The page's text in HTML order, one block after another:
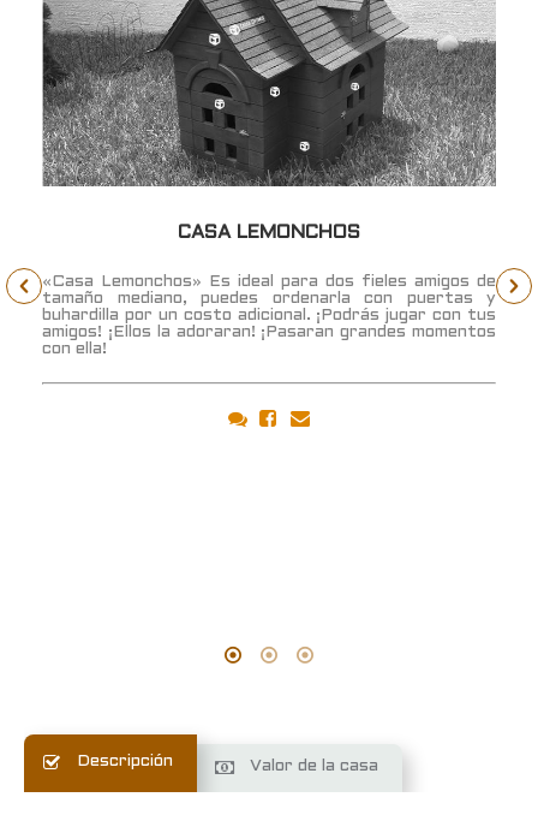
CASA LEMONCHOS
«Casa Lemonchos» Es ideal para dos fieles amigos de
tamaño mediano, puedes ordenarla con puertas y
buhardilla por un costo adicional. ¡Podrás jugar con tus
amigos! ¡Ellos la adoraran! ¡Pasaran grandes momentos
con ella!
Descripción Valor de la casa